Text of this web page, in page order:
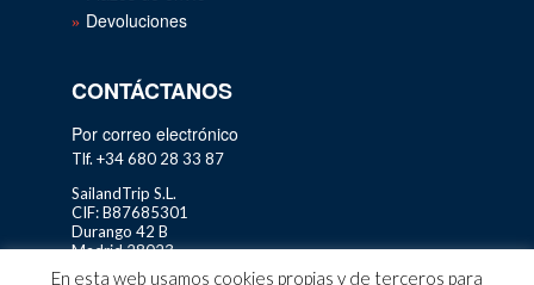
Devoluciones
CONTÁCTANOS
Por correo electrónico
Tlf. +34 680 28 33 87
SailandTrip S.L.
CIF: B87685301
Durango 42 B
Madrid 28023
En esta web usamos cookies propias y de terceros para